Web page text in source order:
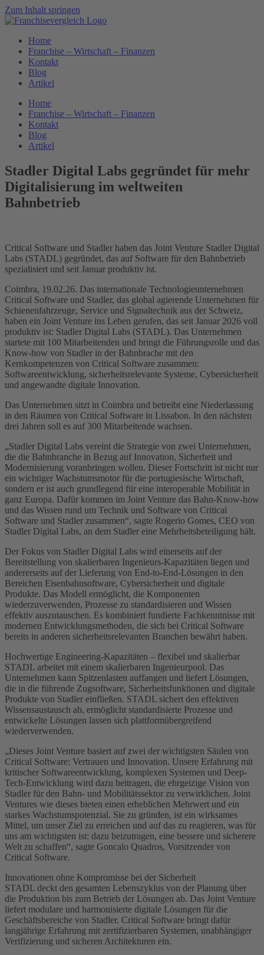
Zum Inhalt springen
Home
Franchise – Wirtschaft – Finanzen
Kontakt
Blog
Artikel
Home
Franchise – Wirtschaft – Finanzen
Kontakt
Blog
Artikel
Stadler Digital Labs gegründet für mehr
Digitalisierung im weltweiten
Bahnbetrieb
Critical Software und Stadler haben das Joint Venture Stadler Digital
Labs (STADL) gegründet, das auf Software für den Bahnbetrieb
spezialisiert und seit Januar produktiv ist.
Coimbra, 19.02.26. Das internationale Technologieunternehmen
Critical Software und Stadler, das global agierende Unternehmen für
Schienenfahrzeuge, Service und Signaltechnik aus der Schweiz,
haben ein Joint Venture ins Leben gerufen, das seit Januar 2026 voll
produktiv ist: Stadler Digital Labs (STADL). Das Unternehmen
startete mit 100 Mitarbeitenden und bringt die Führungsrolle und das
Know-how von Stadler in der Bahnbrache mit den
Kernkompetenzen von Critical Software zusammen:
Softwareentwicklung, sicherheitsrelevante Systeme, Cybersicherheit
und angewandte digitale Innovation.
Das Unternehmen sitzt in Coimbra und betreibt eine Niederlassung
in den Räumen von Critical Software in Lissabon. In den nächsten
drei Jahren soll es auf 300 Mitarbeitende wachsen.
„Stadler Digital Labs vereint die Strategie von zwei Unternehmen,
die die Bahnbranche in Bezug auf Innovation, Sicherheit und
Modernisierung voranbringen wollen. Dieser Fortschritt ist nicht nur
ein wichtiger Wachstumsmotor für die portugiesische Wirtschaft,
sondern er ist auch grundlegend für eine interoperable Mobilität in
ganz Europa. Dafür kommen im Joint Venture das Bahn-Know-how
und das Wissen rund um Technik und Software von Critical
Software und Stadler zusammen“, sagte Rogerio Gomes, CEO von
Stadler Digital Labs, an dem Stadler eine Mehrheitsbeteiligung hält.
Der Fokus von Stadler Digital Labs wird einerseits auf der
Bereitstellung von skalierbaren Ingenieurs-Kapazitäten liegen und
andererseits auf der Lieferung von End-to-End-Lösungen in den
Bereichen Eisenbahnsoftware, Cybersicherheit und digitale
Produkte. Das Modell ermöglicht, die Komponenten
wiederzuverwenden, Prozesse zu standardisieren und Wissen
effektiv auszutauschen. Es kombiniert fundierte Fachkenntnisse mit
modernen Entwicklungsmethoden, die sich bei Critical Software
bereits in anderen sicherheitsrelevanten Branchen bewährt haben.
Hochwertige Engineering-Kapazitäten – flexibel und skalierbar
STADL arbeitet mit einem skalierbaren Ingenieurpool. Das
Unternehmen kann Spitzenlasten auffangen und liefert Lösungen,
die in die führende Zugsoftware, Sicherheitsfunktionen und digitale
Produkte von Stadler einfließen. STADL sichert den effektiven
Wissensaustausch ab, ermöglicht standardisierte Prozesse und
entwickelte Lösungen lassen sich plattformübergreifend
wiederverwenden.
„Dieses Joint Venture basiert auf zwei der wichtigsten Säulen von
Critical Software: Vertrauen und Innovation. Unsere Erfahrung mit
kritischer Softwareentwicklung, komplexen Systemen und Deep-
Tech-Entwicklung wird dazu beitragen, die ehrgeizige Vision von
Stadler für den Bahn- und Mobilitätssektor zu verwirklichen. Joint
Ventures wie dieses bieten einen erheblichen Mehrwert und ein
starkes Wachstumspotenzial. Sie zu gründen, ist ein wirksames
Mittel, um unser Ziel zu erreichen und auf das zu reagieren, was für
uns am wichtigsten ist: dazu beizutragen, eine bessere und sicherere
Welt zu schaffen“, sagte Goncalo Quadros, Vorsitzender von
Critical Software.
Innovationen ohne Kompromisse bei der Sicherheit
STADL deckt den gesamten Lebenszyklus von der Planung über
die Produktion bis zum Betrieb der Lösungen ab. Das Joint Venture
liefert modulare und harmonisierte digitale Lösungen für die
Geschäftsbereiche von Stadler. Critical Software bringt dafür
langjährige Erfahrung mit zertifizierbaren Systemen, unabhängiger
Verifizierung und sicheren Architekturen ein.